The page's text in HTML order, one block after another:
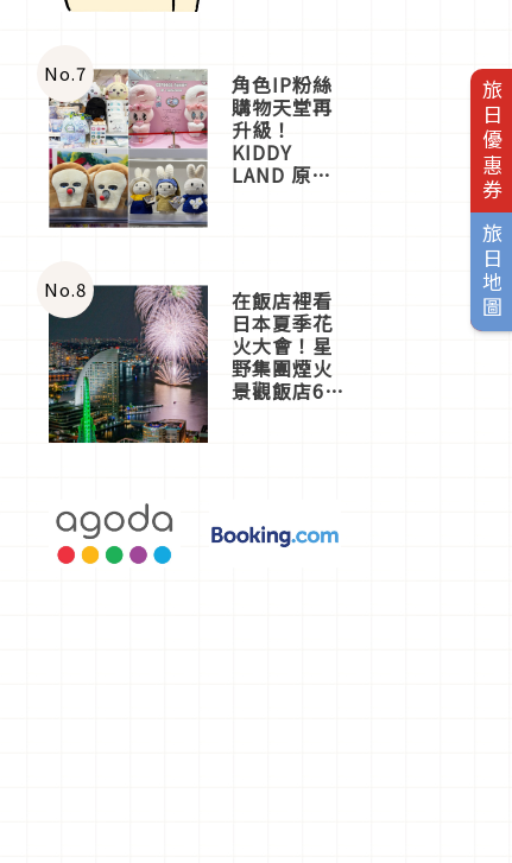
旅日優惠券
旅日地圖
一同給出了
答案
No.7 角色IP粉絲
購物天堂再
升級！
KIDDY
LAND 原宿
店3分即達
No.8 在飯店裡看
日本夏季花
火大會！星
野集團煙火
景觀飯店6